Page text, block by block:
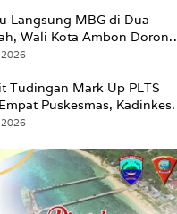
Langsung MBG di Dua
Wali Kota Ambon Dorong
Hingga Wilayah
Tudingan Mark Up PLTS
Puskesmas, Kadinkes
Beri Klarifikasi.